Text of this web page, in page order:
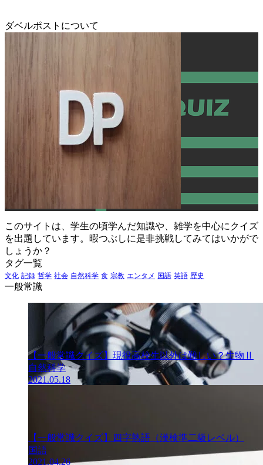
ダベルポストについて
このサイトは、学生の頃学んだ知識や、雑学を中心にクイズ
を出題しています。暇つぶしに是非挑戦してみてはいかがで
しょうか？
タグ一覧
文化 記録 哲学 社会 自然科学 食 宗教 エンタメ 国語 英語 歴史
一般常識
【一般常識クイズ】現役高校生以外は難しい？生物Ⅱ
自然科学
2021.05.18
【一般常識クイズ】四字熟語（漢検準二級レベル）
国語
2021.04.26